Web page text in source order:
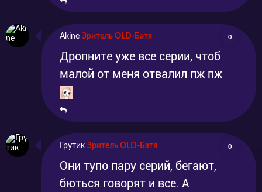
Akine Зритель OLD-Батя 0
Дропните уже все серии, чтоб
малой от меня отвалил пж пж
Грутик Зритель OLD-Батя 0
Они тупо пару серий, бегают,
бються говорят и все. А